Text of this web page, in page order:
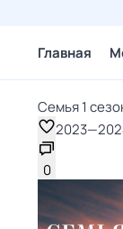
Главная
Семья 1
2023—
0